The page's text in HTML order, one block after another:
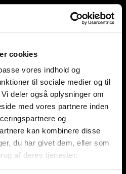
cookies
vores indhold og
til sociale medier og til
deler også oplysninger om
med vores partnere inden
og
kan kombinere disse
du har givet dem, eller som
af deres tjenester.
Retailers
for inspiration
52, 8230 AABYHØJ